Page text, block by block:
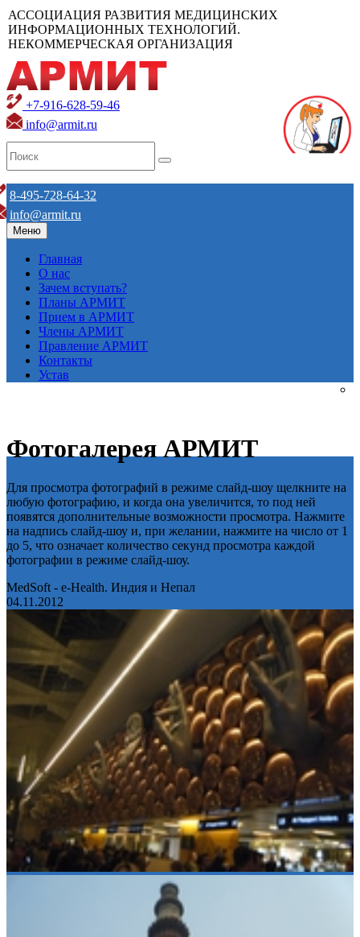
АССОЦИАЦИЯ РАЗВИТИЯ МЕДИЦИНСКИХ
ИНФОРМАЦИОННЫХ ТЕХНОЛОГИЙ.
НЕКОММЕРЧЕСКАЯ ОРГАНИЗАЦИЯ
+7-916-628-59-46
info@armit.ru
8-495-728-64-32
info@armit.ru
Меню
Главная
О нас
Зачем вступать?
Планы АРМИТ
Прием в АРМИТ
Члены АРМИТ
Правление АРМИТ
Контакты
Устав
Фотогалерея АРМИТ
Для просмотра фотографий в режиме слайд-шоу щелкните на
любую фотографию, и когда она увеличится, то под ней
появятся дополнительные возможности просмотра. Нажмите
на надпись слайд-шоу и, при желании, нажмите на число от 1
до 5, что означает количество секунд просмотра каждой
фотографии в режиме слайд-шоу.
MedSoft - e-Health. Индия и Непал
04.11.2012